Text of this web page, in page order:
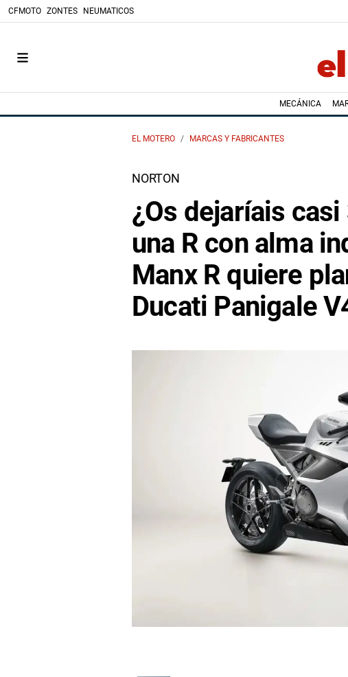
CFMOTO ZONTES NEUMATICOS
MECÁNICA
EL MOTERO MARCAS Y FABRICANTES
NORTON
¿Os dejaríais
una R con alma
Manx R quiere
Ducati Panigale